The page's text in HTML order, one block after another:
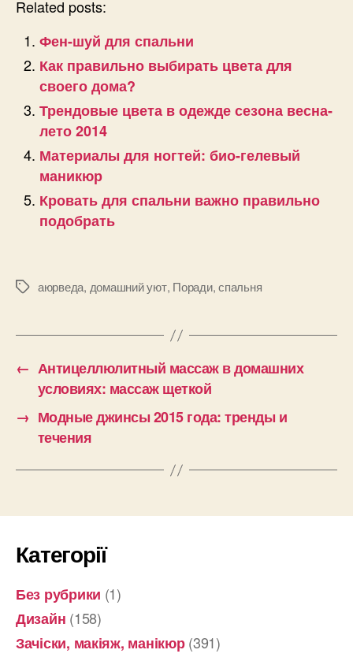
Related posts:
Фен-шуй для спальни
Как правильно выбирать цвета для
своего дома?
Трендовые цвета в одежде сезона весна-
лето 2014
Материалы для ногтей: био-гелевый
маникюр
Кровать для спальни важно правильно
подобрать
Позначки
аюрведа, домашний уют, Поради,спальня
← Антицеллюлитный массаж в домашних
условиях: массаж щеткой
→ Модные джинсы 2015 года: тренды и
течения
Категорії
Без рубрики (1)
Дизайн (158)
Зачіски, макіяж, манікюр(391)